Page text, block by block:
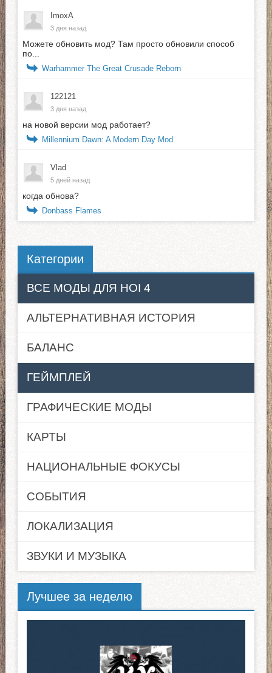
ImoxA
3 дня назад
Можете обновить мод? Там просто обновили способ
по...
Warhammer The Great Crusade Reborn
122121
3 дня назад
на новой версии мод работает?
Millennium Dawn: A Modern Day Mod
Vlad
5 дней назад
когда обнова?
Donbass Flames
Категории
ВСЕ МОДЫ ДЛЯ HOI 4
АЛЬТЕРНАТИВНАЯ ИСТОРИЯ
БАЛАНС
ГЕЙМПЛЕЙ
ГРАФИЧЕСКИЕ МОДЫ
КАРТЫ
НАЦИОНАЛЬНЫЕ ФОКУСЫ
СОБЫТИЯ
ЛОКАЛИЗАЦИЯ
ЗВУКИ И МУЗЫКА
Лучшее за неделю